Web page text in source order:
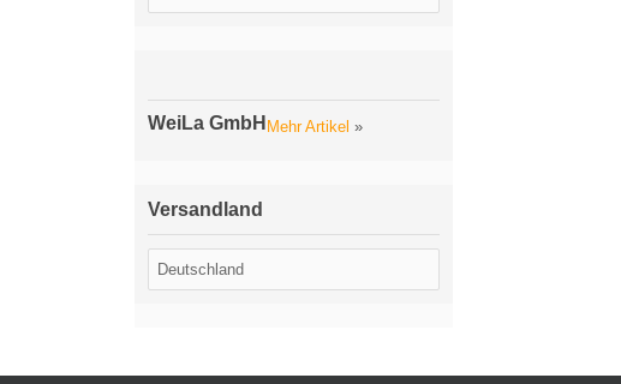
WeiLa GmbH Mehr Artikel »
Versandland